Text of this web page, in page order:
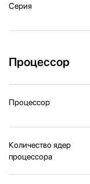
Серия
Процессор
Процессор
Количество ядер
процессора